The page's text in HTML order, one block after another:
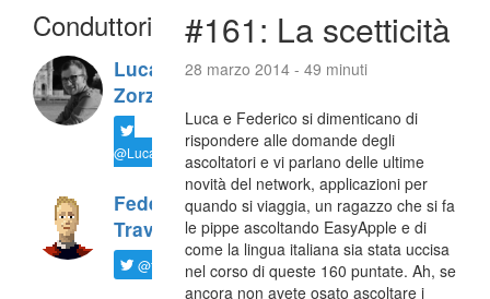
Conduttori
Luca
Zorzi
@LucaTNT
Federico
Travaini
@ftrava
#161: La scetticità
28 marzo 2014 - 49 minuti
Luca e Federico si dimenticano di
rispondere alle domande degli
ascoltatori e vi parlano delle ultime
novità del network, applicazioni per
quando si viaggia, un ragazzo che si fa
le pippe ascoltando EasyApple e di
come la lingua italiana sia stata uccisa
nel corso di queste 160 puntate. Ah, se
ancora non avete osato ascoltare i